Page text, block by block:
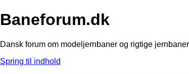
Baneforum.dk
Dansk forum om modeljernbaner og rigtige
Spring til indhold